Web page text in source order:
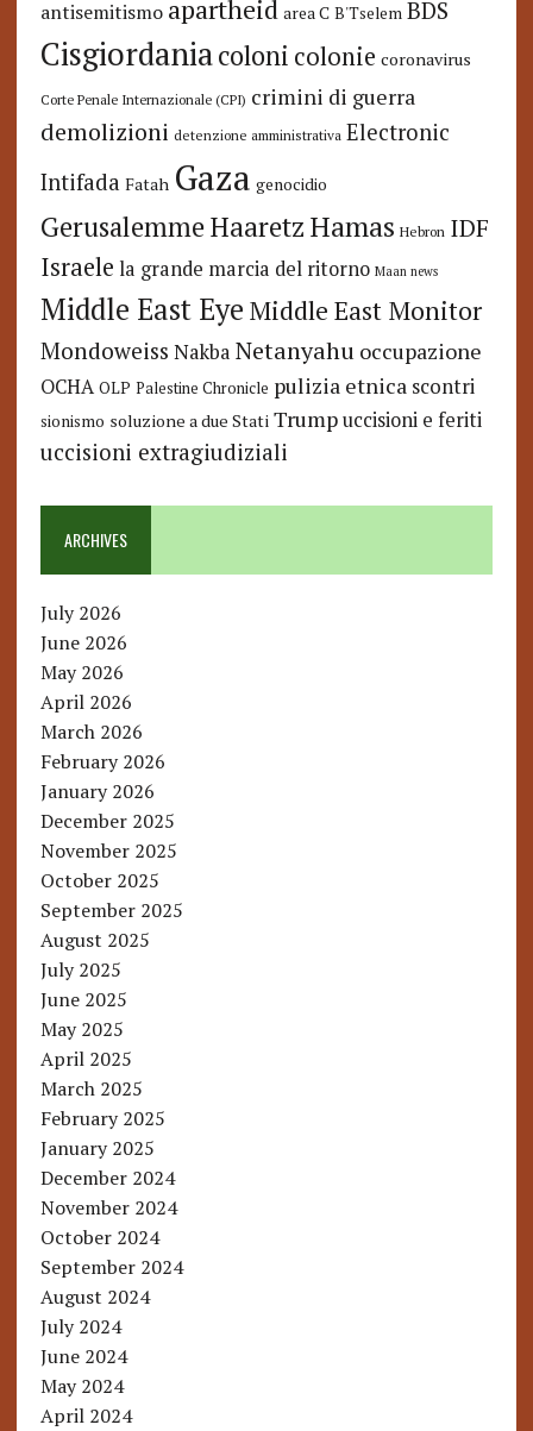
antisemitismo apartheid area C B'Tselem BDS
Cisgiordaniacoloni colonie coronavirus
Corte Penale Internazionale (CPI) crimini di guerra
demolizioni detenzione amministrativa Electronic
Intifada Fatah Gaza genocidio
GerusalemmeHaaretzHamas Hebron IDF
Israele la grande marcia del ritorno Maan news
Middle East Eye Middle East Monitor
Mondoweiss Nakba Netanyahu occupazione
OCHA OLP Palestine Chronicle pulizia etnica scontri
sionismo soluzione a due Stati Trump uccisioni e feriti
uccisioni extragiudiziali
ARCHIVES
July 2026
June 2026
May 2026
April 2026
March 2026
February 2026
January 2026
December 2025
November 2025
October 2025
September 2025
August 2025
July 2025
June 2025
May 2025
April 2025
March 2025
February 2025
January 2025
December 2024
November 2024
October 2024
September 2024
August 2024
July 2024
June 2024
May 2024
April 2024